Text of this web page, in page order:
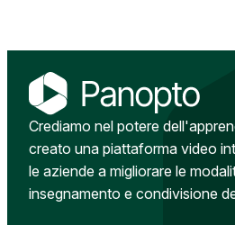
Crediamo nel potere
creato una piattaforma video
le aziende a migliorare le
insegnamento e condivisione